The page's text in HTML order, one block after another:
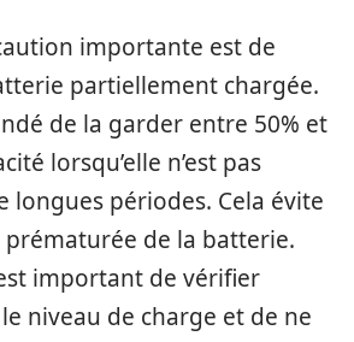
importante est de
partiellement chargée.
de la garder entre 50% et
lorsqu’elle n’est pas
longues périodes. Cela évite
de la batterie.
important de vérifier
niveau de charge et de ne